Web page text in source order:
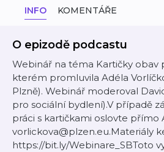
INFO KOMENTÁŘE
O epizodě podcastu
Webinář na téma Kartičky obav
kterém promluvila Adéla
Plzně). Webinář moderoval
pro sociální bydlení).V případě
práci s kartičkami oslovte přímo
vorlickova@plzen.eu.Materiály
https://bit.ly/Webinare_SBToto